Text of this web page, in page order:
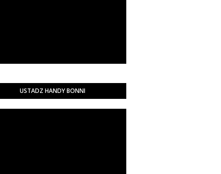
USTADZ HANDY BONNI